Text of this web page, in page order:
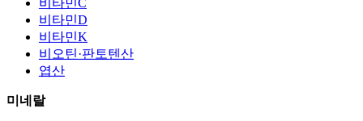
비타민D
비타민K
비오틴·판토텐산
엽산
미네랄